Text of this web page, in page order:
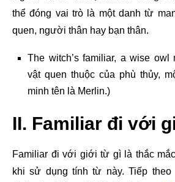
thể đóng vai trò là một danh từ
quen, người thân hay bạn thân.
The witch’s familiar, a wise owl
vật quen thuộc của phù thủy,
minh tên là Merlin.)
II. Familiar đi với
Familiar đi với giới từ gì là thắc
khi sử dụng tính từ này. Tiếp